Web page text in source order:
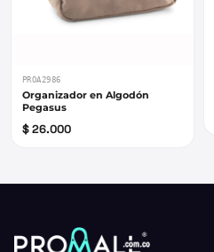
PROA2986
Organizador en Algodón
Pegasus
$ 26.000